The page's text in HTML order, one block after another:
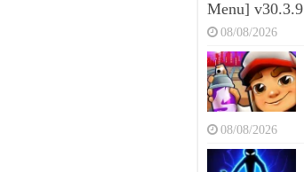
Menu] v30.3.9
08/08/2026
08/08/2026